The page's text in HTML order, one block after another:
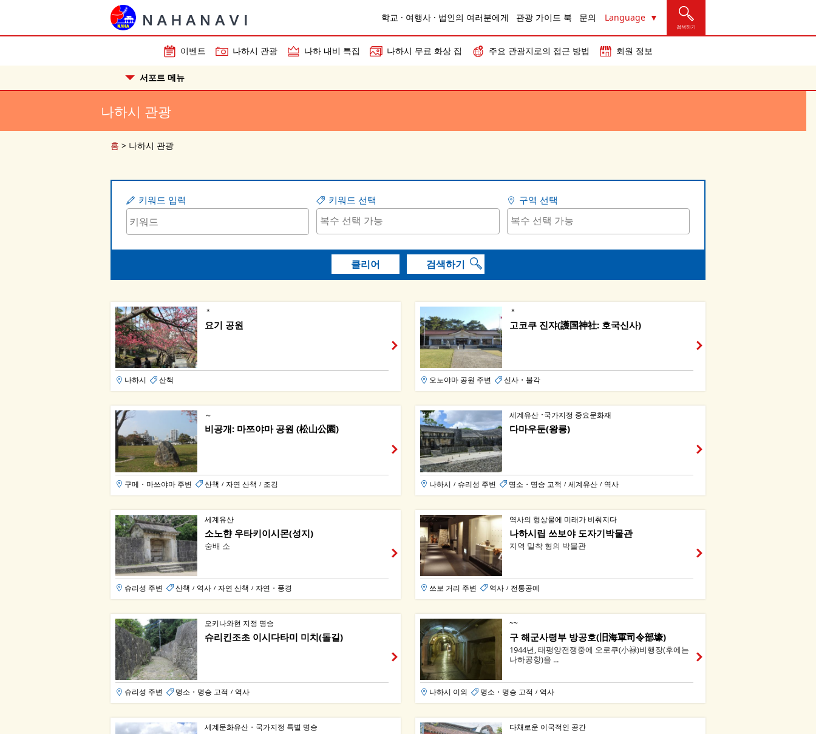
학교 · 여행사 · 법인의 여러분에게 관광 가이드 북 문의 Language
검색하기
이벤트 나하시 관광 나하 내비 특집 나하시 무료 화상 집 주요 관광지로의 접근 방법 회원 정보
서포트 메뉴
나하시 관광
홈 > 나하시 관광
키워드 입력 키워드 선택 구역 선택
클리어 검색하기
＊
요기 공원
나하시 산책
＊
고코쿠 진쟈(護国神社: 호국신사)
오노야마 공원 주변 신사・불각
～
비공개: 마쯔야마 공원 (松山公園)
구메・마쓰야마 주변 산책 / 자연 산책 / 조깅
세계유산 ･국가지정 중요문화재
다마우둔(왕릉)
나하시 / 슈리성 주변 명소・명승 고적 / 세계유산 / 역사
세계유산
소노햔 우타키이시몬(성지)
숭배 소
슈리성 주변 산책 / 역사 / 자연 산책 / 자연・풍경
역사의 형상물에 미래가 비춰지다
나하시립 쓰보야 도자기박물관
지역 밀착 형의 박물관
쓰보 거리 주변 역사 / 전통공예
오키나와현 지정 명승
슈리킨조초 이시다타미 미치(돌길)
슈리성 주변 명소・명승 고적 / 역사
~~
구 해군사령부 방공호(旧海軍司令部壕)
1944년, 태평양전쟁중에 오로쿠(小禄)비행장(후에는
나하공항)을 ...
나하시 이외 명소・명승 고적 / 역사
세계문화유산・국가지정 특별 명승 다채로운 이국적인 공간